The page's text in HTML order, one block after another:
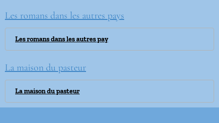
Les romans dans les autres pays
Les romans dans les autres pay
La maison du pasteur
La maison du pasteur